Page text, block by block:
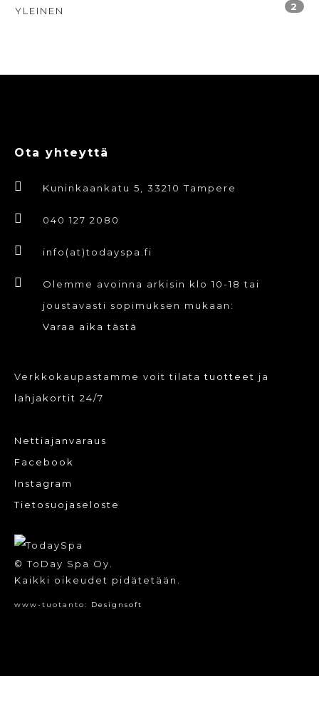
YLEINEN 2
Ota yhteyttä
Kuninkaankatu 5, 33210 Tampere
040 127 2080
info(at)todayspa.fi
Olemme avoinna arkisin klo 10-18 tai
joustavasti sopimuksen mukaan:
Varaa aika tästä
Verkkokaupastamme voit tilatatuotteet ja
lahjakortit 24/7
Nettiajanvaraus
Facebook
Instagram
Tietosuojaseloste
© ToDay Spa Oy.
Kaikki oikeudet pidätetään.
www-tuotanto: Designsoft